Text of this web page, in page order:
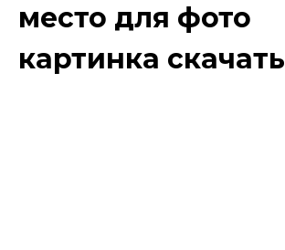
место для фото
картинка скачать